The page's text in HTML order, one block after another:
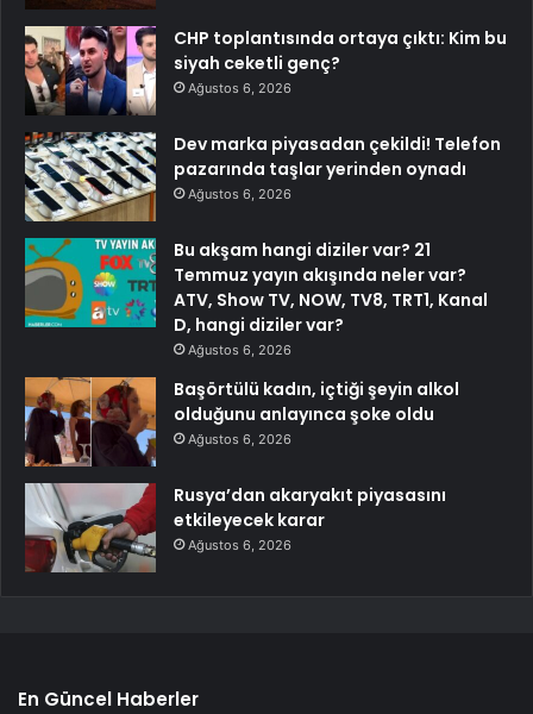
CHP toplantısında ortaya çıktı: Kim bu
siyah ceketli genç?
Ağustos 6, 2026
Dev marka piyasadan çekildi! Telefon
pazarında taşlar yerinden oynadı
Ağustos 6, 2026
Bu akşam hangi diziler var? 21
Temmuz yayın akışında neler var?
ATV, Show TV, NOW, TV8, TRT1, Kanal
D, hangi diziler var?
Ağustos 6, 2026
Başörtülü kadın, içtiği şeyin alkol
olduğunu anlayınca şoke oldu
Ağustos 6, 2026
Rusya’dan akaryakıt piyasasını
etkileyecek karar
Ağustos 6, 2026
En Güncel Haberler